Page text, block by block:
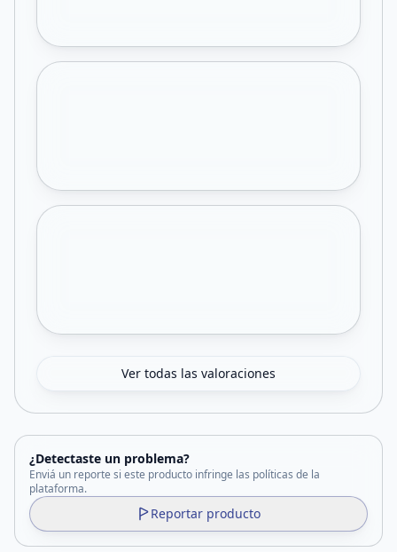
Ver todas las valoraciones
¿Detectaste un problema?
Enviá un reporte si este producto infringe las políticas de la
plataforma.
Reportar producto